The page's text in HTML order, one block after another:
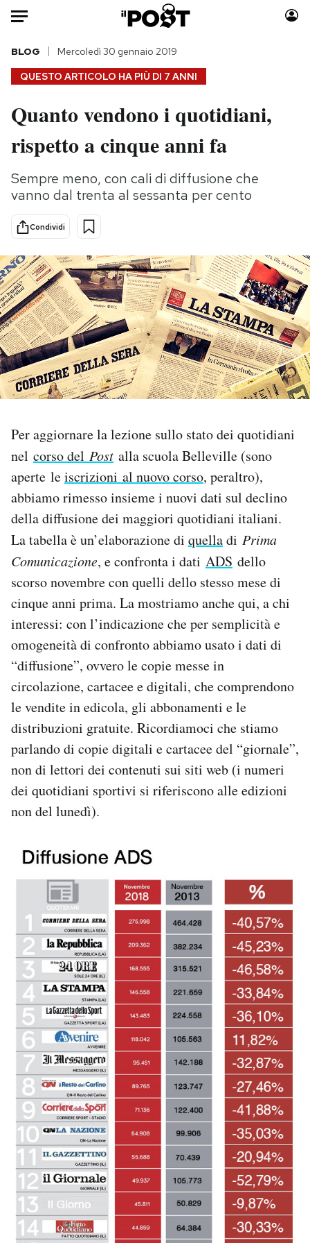
Auto
HOME
Italia
Politica
Tecnologia
Internet
Scienza
Cultura
Economia
Sport
Moda
Consumismi
Storie/Idee
Ok Boomer!
Altrecose
Mondiali calcio 2026
PODCAST
NEWSLETTER
I MIEI PREFERITI
SHOP
CALENDARIO
AREA PERSONALE
Area Personale
Newsletter
Notifiche mobile
Regala il Post
Hai bisogno di aiuto?
Esci
QUESTO ARTICOLO HA PIÙ DI 7 ANNI
BLOG Mercoledì 30 gennaio 2019
Quanto vendono i quotidiani,
rispetto a cinque anni fa
Sempre meno, con cali di diffusione che
vanno dal trenta al sessanta per cento
Condividi
Per aggiornare la lezione sullo stato dei quotidiani
nel corso del Post alla scuola Belleville (sono
aperte leiscrizioni al nuovo corso, peraltro),
abbiamo rimesso insieme i nuovi dati sul declino
della diffusione dei maggiori quotidiani italiani.
La tabella è un’elaborazione di quelladi Prima
Comunicazione, e confronta i dati ADS dello
scorso novembre con quelli dello stesso mese di
cinque anni prima. La mostriamo anche qui, a chi
interessi: con l’indicazione che per semplicità e
omogeneità di confronto abbiamo usato i dati di
“diffusione”, ovvero le copie messe in
circolazione, cartacee e digitali, che comprendono
le vendite in edicola, gli abbonamenti e le
distribuzioni gratuite. Ricordiamoci che stiamo
parlando di copie digitali e cartacee del “giornale”,
non di lettori dei contenuti sui siti web (i numeri
dei quotidiani sportivi si riferiscono alle edizioni
non del lunedì).